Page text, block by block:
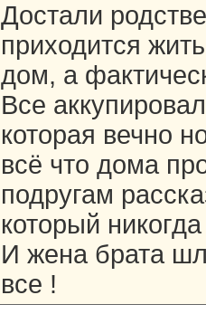
Достали
приходится
дом, а
Все
которая вечно
всё что дома
подругам
который
И жена брата
все !